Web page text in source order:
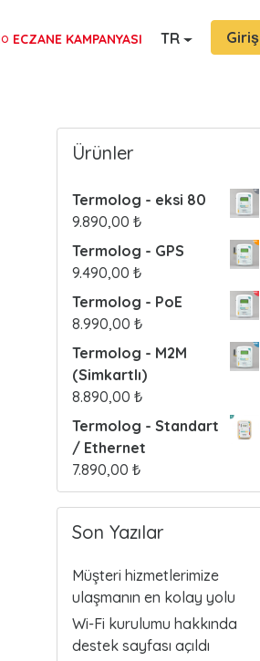
ECZANE KAMPANYASI TR Giriş
Ürünler
Termolog - eksi 80
9.890,00 ₺
Termolog - GPS
9.490,00 ₺
Termolog - PoE
8.990,00 ₺
Termolog - M2M
(Simkartlı)
8.890,00 ₺
Termolog - Standart
/ Ethernet
7.890,00 ₺
Son Yazılar
Müşteri hizmetlerimize
ulaşmanın en kolay yolu
Wi-Fi kurulumu hakkında
destek sayfası açıldı